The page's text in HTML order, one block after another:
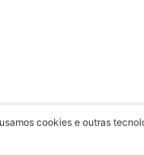
cookies e outras